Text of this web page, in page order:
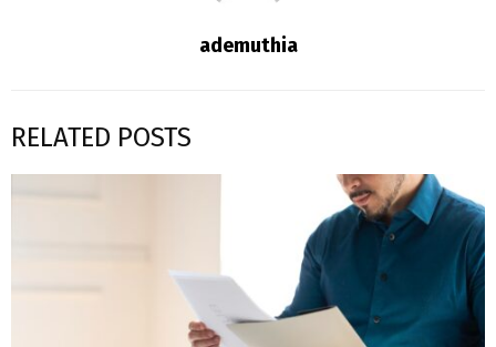
ademuthia
RELATED POSTS